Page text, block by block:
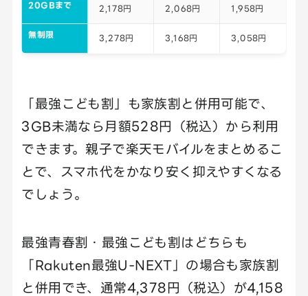
20GBまで 2,178円 2,068円 1,958円
無制限 3,278円 3,168円 3,058円
「最強こども割」も家族割と併用可能で、
3GB未満なら月額528円（税込）から利用
できます。親子で楽天モバイルをまとめるこ
とで、スマホ代をかなり安く抑えやすくなる
でしょう。
最強青春割・最強こども割はどちらも
「Rakuten最強U-NEXT」の場合も家族割
と併用でき、通常4,378円（税込）が4,158